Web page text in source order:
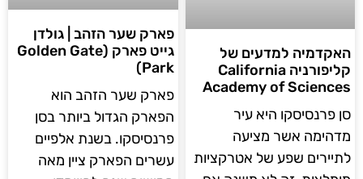
האקדמיה למדעים של
קליפורניה California
Academy of Sciences
סן פרנסיסקו היא עיר
מדהימה אשר מציעה
לתיירים שפע של אטרקציות
פארק שער הזהב | גולדן
גייט פארק (Golden Gate
Park)
פארק שער הזהב הוא
הפארק הגדול ביותר בסן
פרנסיסקו. בשנת אלפיים
עשרים הפארק ציין מאה